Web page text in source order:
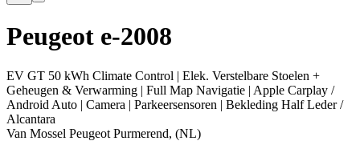
Peugeot e-2008
EV GT 50 kWh Climate Control | Elek. Verstelbare Stoelen +
Geheugen & Verwarming | Full Map Navigatie | Apple Carplay /
Android Auto | Camera | Parkeersensoren | Bekleding Half Leder /
Alcantara
Van Mossel Peugeot Purmerend, (NL)